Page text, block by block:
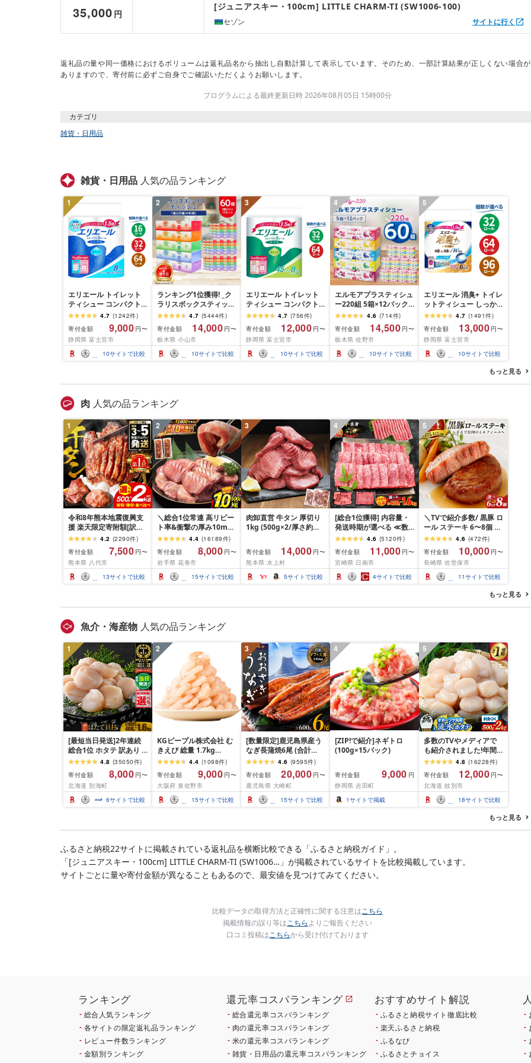
35,000 円
セゾン
[ジュニアスキー・100cm] LITTLE CHARM-TI (SW1006-100)
サイトに行く
返礼品の量や同一価格におけるボリュームは返礼品名から抽出し自動計算して表示しています。そのため、一部計算結果が正しくない場合が
ありますので、寄付前に必ずご自身でご確認いただくようお願いします。
プログラムによる最終更新日時 2026年08月05日 15時00分
カテゴリ
雑貨・日用品
雑貨・日用品 人気の品ランキング
1
エリエール トイレット
ティシュー コンパクト
シングル [個数が選べ
る:16・32・64 ロール]
1.5倍巻 82.5m トイレッ
トペーパー シングル パ
ルプ100% 香りつき 日用
品 消耗品 備蓄 ふるさと
4.7 (1242件)
寄付金額
9,000 円〜
静岡県 富士宮市
10サイトで比較
2
ランキング1位獲得! _ク
ラリスボックスティッシ
ュ60箱(1箱220組(440
枚))(5個入り×12セット)_
ティッシュ ティッシュ
ペーパー 日用品 常備品
生活用品 まとめ買い [配
送不可地域:離島・沖縄
4.7 (5444件)
寄付金額
14,000 円〜
栃木県 小山市
10サイトで比較
3
エリエール トイレット
ティシュー コンパクト
ダブル [選べるロール
数:32・64 ロール] 1.5倍
巻 45m トイレットペー
パー ダブル パルプ100%
香りつき 日用品 消耗品
備蓄 ふるさと納税 ふる
4.7 (756件)
寄付金額
12,000 円〜
静岡県 富士宮市
10サイトで比較
4
エルモアプラスティシュ
ー220組 5箱×12パック
(60箱)[離島・沖縄県不
可]_ ティッシュ ティッ
シュペーパー 日用品 消
耗品 まとめ買い 常備品
生活用品 ボックスティ
ッシュ [配送不可地域:離
4.6 (714件)
寄付金額
14,500 円〜
栃木県 佐野市
10サイトで比較
5
エリエール 消臭+ トイレ
ットティシュー しっか
り香るフレッシュクリア
の香り コンパクトダブ
ル [選べるロール数:32・
64・96 ロール] 1.5倍巻
37.5m トイレットペー
パー ダブル パルプ100%
日用品 消耗品 備蓄 送料
4.7 (1491件)
寄付金額
13,000 円〜
静岡県 富士宮市
10サイトで比較
もっと見る
肉 人気の品ランキング
1
令和8年熊本地震復興支
援 楽天限定寄附額[訳あ
り]牛タン 500g〜2kg 肉
牛肉 訳あり 牛タン 冷凍
小分け 厚切り 薄切り 食
べ比べ 500g 1kg 1.5kg
2kg 牛 人気 ビーフ 牛た
ん ふるさと納税 ランキ
4.2 (2290件)
寄付金額
7,500 円〜
熊本県 八代市
13サイトで比較
2
＼総合1位常連 高リピー
ト率&衝撃の厚み10mm
厚切り牛タン 塩味/ ≪ス
ピード発送!!10営業日以
内発送≫ 選べる内容量
500g / 1kg 定期便 毎月
届く 牛肉 肉 BBQ ふるさ
と 人気 ランキング 岩手
4.4 (16189件)
寄付金額
8,000 円〜
岩手県 花巻市
15サイトで比較
3
肉卸直営 牛タン 厚切り
1kg (500g×2/厚さ約
牛肉 焼肉 冷凍 スライス
業務用 バーベキュー
BBQ おつまみ ギフト お
祝い お中元 夏ギフト
寄付金額 14,000 円〜
熊本県 水上村
5サイトで比較
4
[総合1位獲得] 内容量・
発送時期が選べる ≪数
量限定≫ 宮崎牛 赤身 ス
ライス 焼肉 国産 肉 牛肉
薄切り 黒毛和牛 A4 A5
人気 小分け 焼き肉 すき
焼き しゃぶしゃぶ 牛丼
BBQ ギフト 贈り物 おす
4.6 (5120件)
寄付金額
11,000 円〜
宮崎県 日南市
4サイトで比較
5
＼TVで紹介多数/ 黒豚 ロ
ール ステーキ 6〜8個 ≪
お箸でほぐせるやわらか
さ≫ 職人厳選 無添加 小
分け オリジナル ポーク
ステーキ 子供も安心 豚
豚肉 セット ジューシー
ギフト 贈り物 おすすめ
おかず 簡単調理 人気 送
4.6 (472件)
寄付金額
10,000 円〜
長崎県 佐世保市
11サイトで比較
もっと見る
魚介・海産物 人気の品ランキング
1
[最短当日発送]2年連続
総合1位 ホタテ 訳あり (
ふるさと納税 ほたて ふ
るさと納税 訳あり 帆立
ふるさと わけあり ホタ
テ貝柱 貝 人気 不揃い 刺
身 規格外 魚介 ランキン
グ 海鮮 冷凍 発送時期が
4.8 (35050件)
寄付金額
8,000 円〜
北海道 別海町
6サイトで比較
2
KGピープル株式会社 む
きえび 総量 1.7kg
(850g×2P) 特大 5Lサイ
ズ バナメイエビ バラ凍
結 下処理不要 サイズ不
揃い 訳あり
4.4 (1098件)
寄付金額
9,000 円〜
大阪府 泉佐野市
15サイトで比較
3
[数量限定]鹿児島県産う
なぎ長蒲焼6尾 (合計
600g以上)4.6 (9595件)
寄付金額
20,000 円〜
鹿児島県 大崎町
15サイトで比較
4
[ZIP!で紹介]ネギトロ
(100g×15パック)
寄付金額 9,000 円
静岡県 吉田町
1サイトで掲載
5
多数のTVやメディアで
も紹介されました!年間
総合ランキング4年連続1
位!北海道オホーツク海
産ホタテ玉冷 | ホタテ
ほたて hotate 帆立 貝柱
刺身 冷凍 貝 訳あり わけ
あり ワケアリ 大粒 サイ
ズ不揃い バラエティ 選
4.8 (16228件)
寄付金額
12,000 円〜
北海道 紋別市
18サイトで比較
もっと見る
ふるさと納税22サイトに掲載されている返礼品を横断比較できる「ふるさと納税ガイド」。
「[ジュニアスキー・100cm] LITTLE CHARM-TI (SW1006…」が掲載されているサイトを比較掲載しています。
サイトごとに量や寄付金額が異なることもあるので、最安値を見つけてみてください。
比較データの取得方法と正確性に関する注意はこちら
掲載情報の誤り等はこちらよりご報告ください
口コミ投稿はこちらから受け付けております
ランキング
総合人気ランキング
各サイトの限定返礼品ランキング
レビュー件数ランキング
金額別ランキング
還元率コスパランキング
総合還元率コスパランキング
肉の還元率コスパランキング
米の還元率コスパランキング
雑貨・日用品の還元率コスパランキング
おすすめサイト解説
ふるさと納税サイト徹底比較
楽天ふるさと納税
ふるなび
ふるさとチョイス